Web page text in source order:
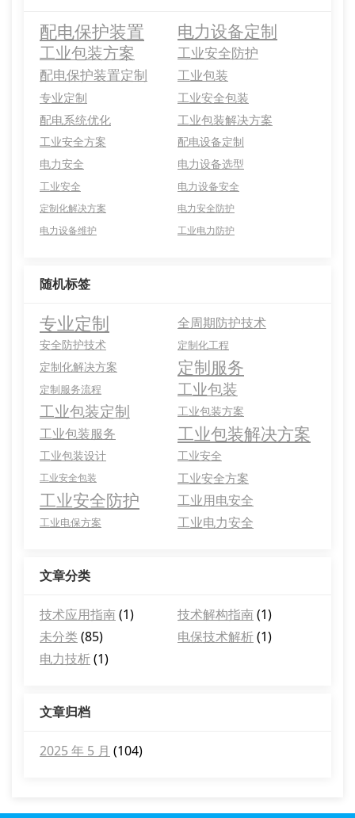
配电保护装置 电力设备定制
工业包装方案
工业安全防护
配电保护装置定制
工业包装
专业定制
工业安全包装
配电系统优化
工业包装解决方案
工业安全方案
配电设备定制
电力安全
电力设备选型
工业安全 电力设备安全
定制化解决方案
电力安全防护
电力设备维护
工业电力防护
随机标签
专业定制 全周期防护技术
安全防护技术 定制化工程
定制化解决方案 定制服务
定制服务流程
工业包装
工业包装定制
工业包装方案
工业包装服务 工业包装解决方案
工业包装设计 工业安全
工业安全包装 工业安全方案
工业安全防护 工业用电安全
工业电保方案 工业电力安全
文章分类
技术应用指南(1) 技术解构指南(1)
未分类(85) 电保技术解析(1)
电力技析(1)
文章归档
2025 年 5 月 (104)